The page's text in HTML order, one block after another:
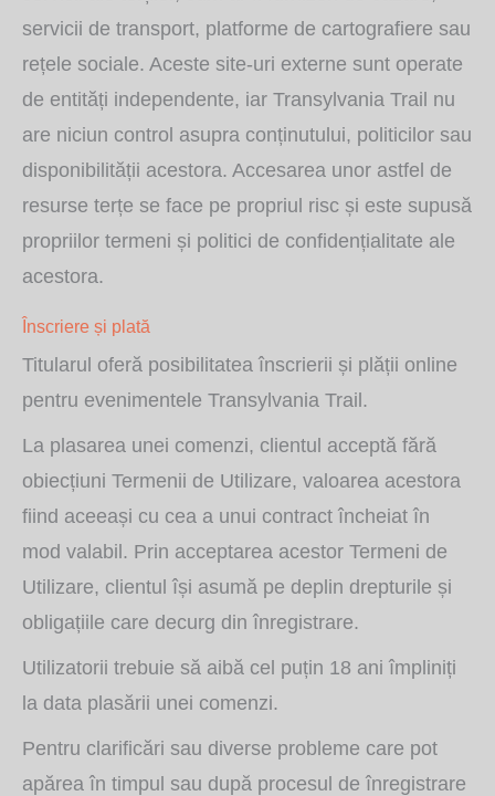
servicii de transport, platforme de cartografiere sau
rețele sociale. Aceste site-uri externe sunt operate
de entități independente, iar Transylvania Trail nu
are niciun control asupra conținutului, politicilor sau
disponibilității acestora. Accesarea unor astfel de
resurse terțe se face pe propriul risc și este supusă
propriilor termeni și politici de confidențialitate ale
acestora.
Înscriere și plată
Titularul oferă posibilitatea înscrierii și plății online
pentru evenimentele Transylvania Trail.
La plasarea unei comenzi, clientul acceptă fără
obiecțiuni Termenii de Utilizare, valoarea acestora
fiind aceeași cu cea a unui contract încheiat în
mod valabil. Prin acceptarea acestor Termeni de
Utilizare, clientul își asumă pe deplin drepturile și
obligațiile care decurg din înregistrare.
Utilizatorii trebuie să aibă cel puțin 18 ani împliniți
la data plasării unei comenzi.
Pentru clarificări sau diverse probleme care pot
apărea în timpul sau după procesul de înregistrare